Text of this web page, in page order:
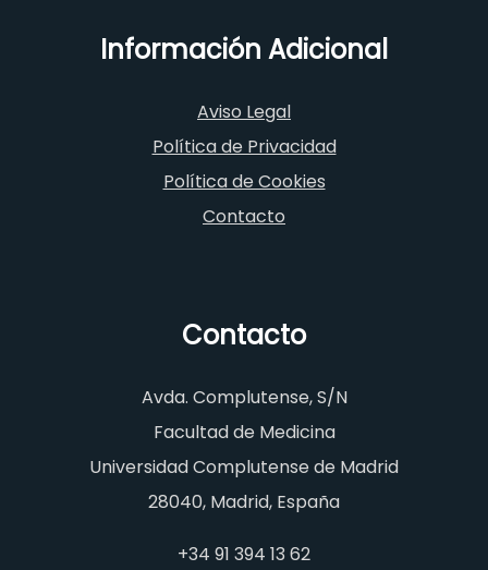
Información Adicional
Aviso Legal
Política de Privacidad
Política de Cookies
Contacto
Contacto
Avda. Complutense, S/N
Facultad de Medicina
Universidad Complutense de Madrid
28040, Madrid, España
+34 91 394 13 62